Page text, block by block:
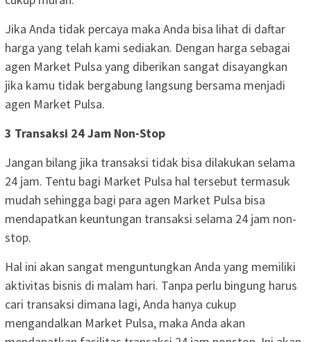
Jika Anda tidak percaya maka Anda bisa lihat di daftar
harga yang telah kami sediakan. Dengan harga sebagai
agen Market Pulsa yang diberikan sangat disayangkan
jika kamu tidak bergabung langsung bersama menjadi
agen Market Pulsa.
3 Transaksi 24 Jam Non-Stop
Jangan bilang jika transaksi tidak bisa dilakukan selama
24 jam. Tentu bagi Market Pulsa hal tersebut termasuk
mudah sehingga bagi para agen Market Pulsa bisa
mendapatkan keuntungan transaksi selama 24 jam non-
stop.
Hal ini akan sangat menguntungkan Anda yang memiliki
aktivitas bisnis di malam hari. Tanpa perlu bingung harus
cari transaksi dimana lagi, Anda hanya cukup
mengandalkan Market Pulsa, maka Anda akan